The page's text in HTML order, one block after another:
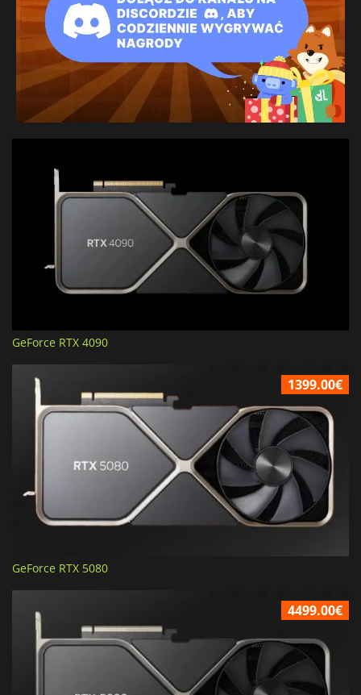
GeForce RTX 4090
1399.00€
GeForce RTX 5080
4499.00€